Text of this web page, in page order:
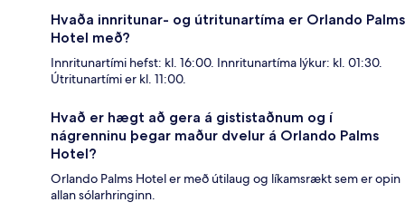
Hvaða innritunar- og útritunartíma er Orlando Palms
Hotel með?
Innritunartími hefst: kl. 16:00. Innritunartíma lýkur: kl. 01:30.
Útritunartími er kl. 11:00.
Hvað er hægt að gera á gististaðnum og í
nágrenninu þegar maður dvelur á Orlando Palms
Hotel?
Orlando Palms Hotel er með útilaug og líkamsrækt sem er opin
allan sólarhringinn.